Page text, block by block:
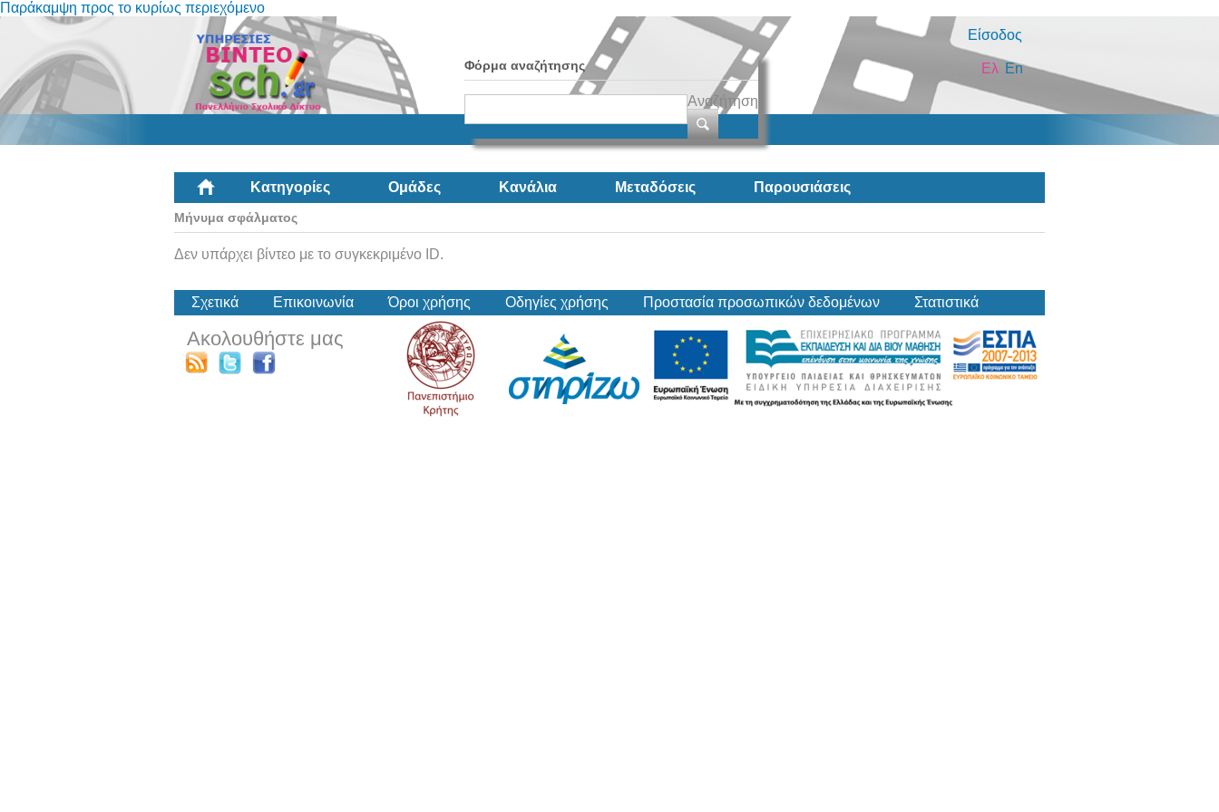
Παράκαμψη προς το κυρίως περιεχόμενο
Είσοδος
Φόρμα αναζήτησης
Αναζήτηση
En
Ελ
Κατηγορίες Ομάδες Κανάλια Μεταδόσεις Παρουσιάσεις
Μήνυμα σφάλματος
Δεν υπάρχει βίντεο με το συγκεκριμένο ID.
Σχετικά Επικοινωνία Όροι χρήσης Οδηγίες χρήσης Προστασία προσωπικών δεδομένων Στατιστικά
Ακολουθήστε μας